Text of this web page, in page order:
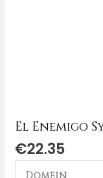
El Enemigo
€22.35